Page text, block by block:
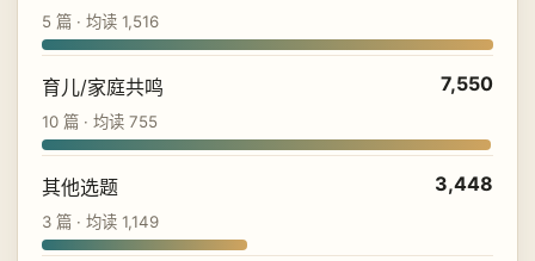
5 篇 · 均读 1,516
育儿/家庭共鸣 7,550
10 篇 · 均读 755
其他选题 3,448
3 篇 · 均读 1,149